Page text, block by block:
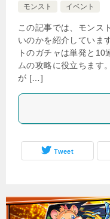
モンスト
イベント
この記事では、モンス
いのかを紹介していま
トのガチャは単発と
ムの攻略に役立ちます
が […]
Tweet